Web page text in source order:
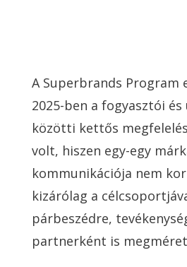
A Superbrands Program
2025-ben a fogyasztói
közötti kettős
volt, hiszen egy-egy
kommunikációja nem
kizárólag a
párbeszédre,
partnerként is